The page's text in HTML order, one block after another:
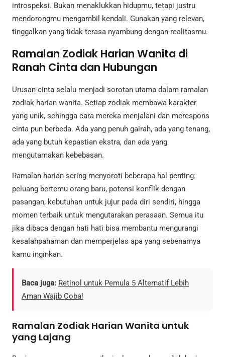
introspeksi. Bukan menaklukkan hidupmu, tetapi justru
mendorongmu mengambil kendali. Gunakan yang relevan,
tinggalkan yang tidak terasa nyambung dengan realitasmu.
Ramalan Zodiak Harian Wanita di
Ranah Cinta dan Hubungan
Urusan cinta selalu menjadi sorotan utama dalam ramalan
zodiak harian wanita. Setiap zodiak membawa karakter
yang unik, sehingga cara mereka menjalani dan merespons
cinta pun berbeda. Ada yang penuh gairah, ada yang tenang,
ada yang butuh kepastian ekstra, dan ada yang
mengutamakan kebebasan.
Ramalan harian sering menyoroti beberapa hal penting:
peluang bertemu orang baru, potensi konflik dengan
pasangan, kebutuhan untuk jujur pada diri sendiri, hingga
momen terbaik untuk mengutarakan perasaan. Semua itu
jika dibaca dengan hati hati bisa membantu mengurangi
kesalahpahaman dan memperjelas apa yang sebenarnya
kamu inginkan.
Baca juga: Retinol untuk Pemula 5 Alternatif Lebih
Aman Wajib Coba!
Ramalan Zodiak Harian Wanita untuk
yang Lajang